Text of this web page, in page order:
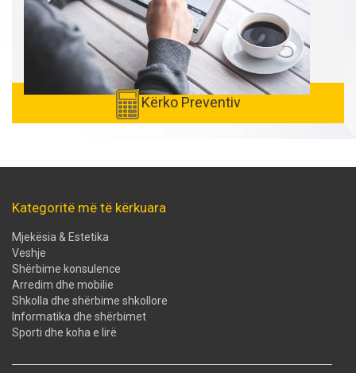
Kërko Preventiv
Kategoritë më të kërkuara
Mjekësia & Estetika
Veshje
Shërbime konsulence
Arredim dhe mobilie
Shkolla dhe shërbime shkollore
Informatika dhe shërbimet
Sporti dhe koha e lirë